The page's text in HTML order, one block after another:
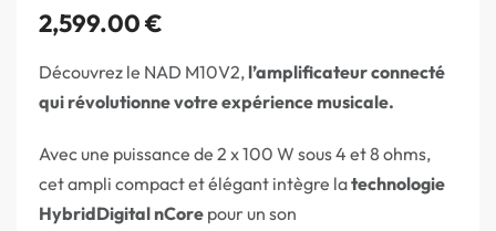
2,599.00€
Découvrez le NAD M10V2,l’amplificateur connecté
qui révolutionne votre expérience musicale.
Avec une puissance de 2 x 100 W sous 4 et 8 ohms,
cet ampli compact et élégant intègre latechnologie
HybridDigital nCore pour un son